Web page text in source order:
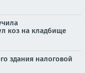
коз на кладбище
здания налоговой